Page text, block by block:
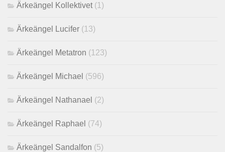
Ärkeängel Kollektivet (1)
Ärkeängel Lucifer (13)
Ärkeängel Metatron (123)
Ärkeängel Michael (596)
Ärkeängel Nathanael (2)
Ärkeängel Raphael (74)
Ärkeängel Sandalfon (5)